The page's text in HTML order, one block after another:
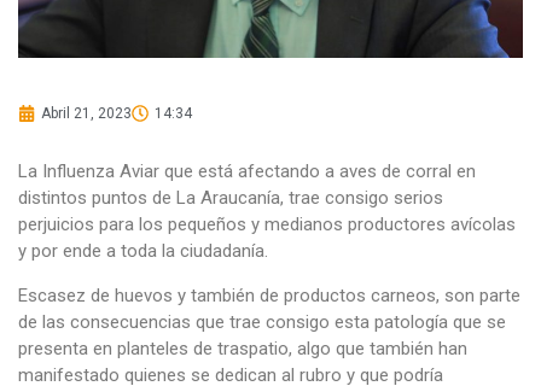
Abril 21, 2023 14:34
La Influenza Aviar que está afectando a aves de corral en
distintos puntos de La Araucanía, trae consigo serios
perjuicios para los pequeños y medianos productores avícolas
y por ende a toda la ciudadanía.
Escasez de huevos y también de productos carneos, son parte
de las consecuencias que trae consigo esta patología que se
presenta en planteles de traspatio, algo que también han
manifestado quienes se dedican al rubro y que podría